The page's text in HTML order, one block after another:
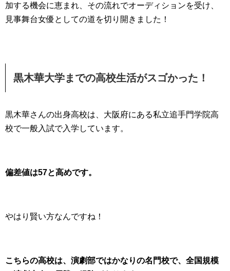
加する機会に恵まれ、その流れでオーディションを受け、
見事舞台女優としての道を切り開きました！
黒木華大学までの高校生活がスゴかった！
黒木華さんの出身高校は、大阪府にある私立追手門学院高
校で一般入試で入学しています。
偏差値は57と高めです。
やはり賢い方なんですね！
こちらの高校は、演劇部ではかなりの名門校で、全国規模